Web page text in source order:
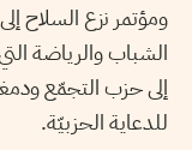
الشباب والرياضة
إلى حزب التجمّع
للدعاية الحزبيّة.